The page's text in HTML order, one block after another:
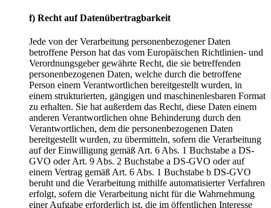
f) Recht auf Datenübertragbarkeit
Jede von der Verarbeitung personenbezogener Daten
betroffene Person hat das vom Europäischen Richtlinien- und
Verordnungsgeber gewährte Recht, die sie betreffenden
personenbezogenen Daten, welche durch die betroffene
Person einem Verantwortlichen bereitgestellt wurden, in
einem strukturierten, gängigen und maschinenlesbaren Format
zu erhalten. Sie hat außerdem das Recht, diese Daten einem
anderen Verantwortlichen ohne Behinderung durch den
Verantwortlichen, dem die personenbezogenen Daten
bereitgestellt wurden, zu übermitteln, sofern die Verarbeitung
auf der Einwilligung gemäß Art. 6 Abs. 1 Buchstabe a DS-
GVO oder Art. 9 Abs. 2 Buchstabe a DS-GVO oder auf
einem Vertrag gemäß Art. 6 Abs. 1 Buchstabe b DS-GVO
beruht und die Verarbeitung mithilfe automatisierter Verfahren
erfolgt, sofern die Verarbeitung nicht für die Wahrnehmung
einer Aufgabe erforderlich ist, die im öffentlichen Interesse